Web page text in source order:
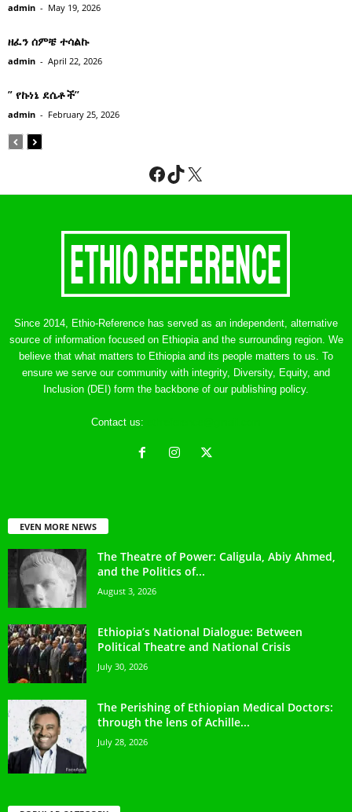
admin - May 19, 2026
ዘፈን ሰምቼ ተሳልኩ
admin - April 22, 2026
” የኩነኔ ደሴቶች’’
admin - February 25, 2026
Facebook
TikTok
X
Since 2014, Ethio-Reference has served as an independent, alternative
source of information focused on Ethiopia and the surrounding region. We
believe that what matters to Ethiopia and its people matters to us. To
ensure we serve our community with integrity, Diversity, Equity, and
Inclusion (DEI) form the backbone of our publishing policy.
Contact us:
EVEN MORE NEWS
The Theatre of Power: Caligula, Abiy Ahmed,
and the Politics of...
August 3, 2026
Ethiopia’s National Dialogue: Between
Political Theatre and National Crisis
July 30, 2026
The Perishing of Ethiopian Medical Doctors:
through the lens of Achille...
July 28, 2026